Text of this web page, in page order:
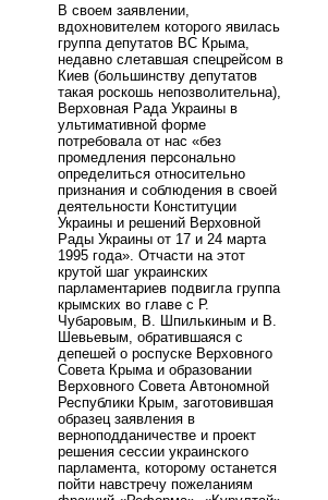
В своем заявлении,
вдохновителем которого явилась
группа депутатов ВС Крыма,
недавно слетавшая спецрейсом в
Киев (большинству депутатов
такая роскошь непозволительна),
Верховная Рада Украины в
ультимативной форме
потребовала от нас «без
промедления персонально
определиться относительно
признания и соблюдения в своей
деятельности Конституции
Украины и решений Верховной
Рады Украины от 17 и 24 марта
1995 года». Отчасти на этот
крутой шаг украинских
парламентариев подвигла группа
крымских во главе с Р.
Чубаровым, В. Шпилькиным и В.
Шевьевым, обратившаяся с
депешей о роспуске Верховного
Совета Крыма и образовании
Верховного Совета Автономной
Республики Крым, заготовившая
образец заявления в
верноподданичестве и проект
решения сессии украинского
парламента, которому останется
пойти навстречу пожеланиям